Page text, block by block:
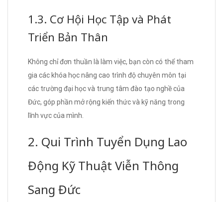
1.3. Cơ Hội Học Tập và Phát
Triển Bản Thân
Không chỉ đơn thuần là làm việc, bạn còn có thể tham
gia các khóa học nâng cao trình độ chuyên môn tại
các trường đại học và trung tâm đào tạo nghề của
Đức, góp phần mở rộng kiến thức và kỹ năng trong
lĩnh vực của mình.
2. Qui Trình Tuyển Dụng Lao
Động Kỹ Thuật Viễn Thông
Sang Đức